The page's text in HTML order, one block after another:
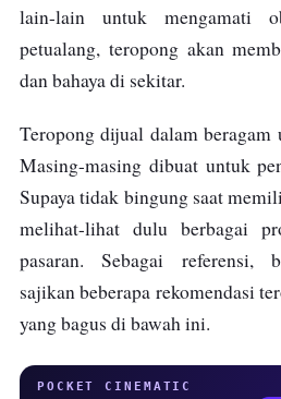
lain-lain untuk mengamati
petualang, teropong akan
dan bahaya di sekitar.
Teropong dijual dalam beragam
Masing-masing dibuat untuk
Supaya tidak bingung saat
melihat-lihat dulu berbagai
pasaran. Sebagai referensi,
sajikan beberapa rekomendasi
yang bagus di bawah ini.
POCKET CINEMATIC